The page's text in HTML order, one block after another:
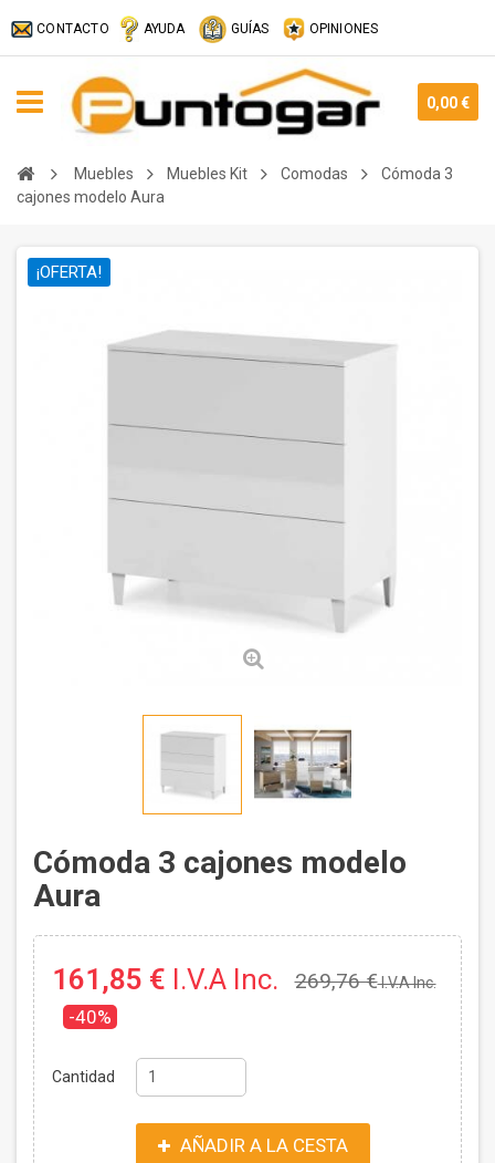
CONTACTO AYUDA GUÍAS OPINIONES
0,00 €
Muebles Muebles Kit Comodas
Cómoda 3
cajones modelo Aura
¡OFERTA!
Cómoda 3 cajones modelo
Aura
161,85 € I.V.A Inc. 269,76 €I.V.A Inc.
-40%
Cantidad
AÑADIR A LA CESTA